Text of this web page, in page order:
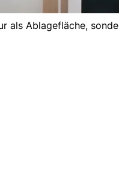
als Ablagefläche,